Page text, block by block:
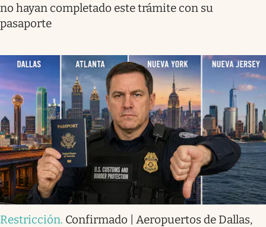
no hayan completado este trámite con su
pasaporte
Restricción. Confirmado | Aeropuertos de Dallas,